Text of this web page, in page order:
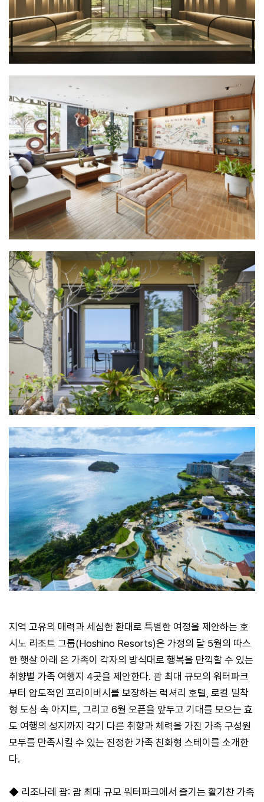
지역 고유의 매력과 세심한 환대로 특별한 여정을 제안하는 호
시노 리조트 그룹(Hoshino Resorts)은 가정의 달 5월의 따스
한 햇살 아래 온 가족이 각자의 방식대로 행복을 만끽할 수 있는
취향별 가족 여행지 4곳을 제안한다. 괌 최대 규모의 워터파크
부터 압도적인 프라이버시를 보장하는 럭셔리 호텔, 로컬 밀착
형 도심 속 아지트, 그리고 6월 오픈을 앞두고 기대를 모으는 효
도 여행의 성지까지 각기 다른 취향과 체력을 가진 가족 구성원
모두를 만족시킬 수 있는 진정한 가족 친화형 스테이를 소개한
다.
◆ 리조나레 괌: 괌 최대 규모 워터파크에서 즐기는 활기찬 가족